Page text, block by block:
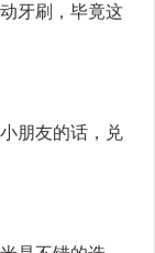
牙刷，毕竟这
朋友的话，兑